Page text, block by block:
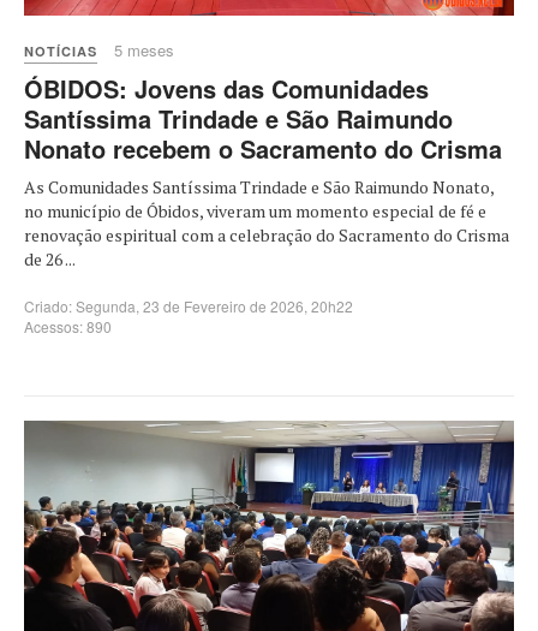
NOTÍCIAS 5 meses
ÓBIDOS: Jovens das Comunidades
Santíssima Trindade e São Raimundo
Nonato recebem o Sacramento do Crisma
As Comunidades Santíssima Trindade e São Raimundo Nonato,
no município de Óbidos, viveram um momento especial de fé e
renovação espiritual com a celebração do Sacramento do Crisma
de 26 ...
Criado: Segunda, 23 de Fevereiro de 2026, 20h22
Acessos: 890